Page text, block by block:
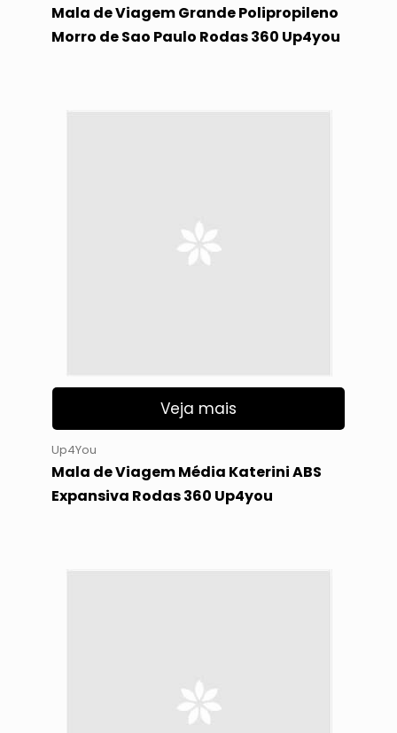
Mala de Viagem Grande Polipropileno
Morro de Sao Paulo Rodas 360 Up4you
Veja mais
Up4You
Mala de Viagem Média Katerini ABS
Expansiva Rodas 360 Up4you